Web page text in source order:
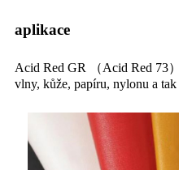
aplikace
Acid Red GR （Acid Red 73
vlny, kůže, papíru, nylonu a tak